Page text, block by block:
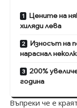
Цените на
хиляди лева
Износът на
нараснал
200%
година
Въпреки че е